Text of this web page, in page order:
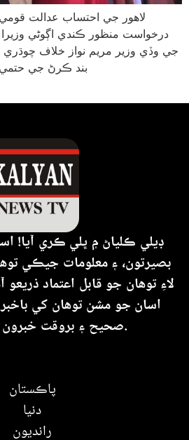
لاهور جي احتساب عدالت
درخواست منظور ڪندي اڳوڻي
جي وڏي وزير مريم نواز خلاف
بند ڪرڻ جي
پاڪستان
دنيا
رانديون
ڊيلي ڪلياڻ ۾ ڀلي ڪري آيا!
بصيرتون، ۽ معلومات جيڪي
لاءِ توهان جو قابل اعتماد
اسان جو مشن توهان کي باخبر
صحيح ۽ بروقت خبرون پهچائڻ آهي.